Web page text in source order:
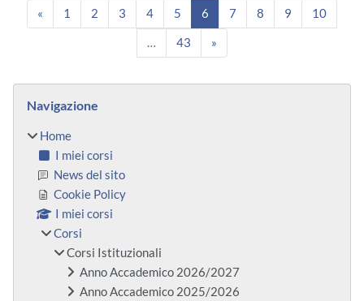
« Pagina precedente
1 Pagina 1
2 Pagina 2
3 Pagina 3
4Pagina 4
5 Pagina 5
6 Pagina 6
7 Pagina 7
8 Pagina 8
9 Pagina 9
10
… 43Pagina 43
»Pagina successiva
Blocchi
Navigazione
Home
I miei corsi
News del sito
Cookie Policy
I miei corsi
Corsi
Corsi Istituzionali
Anno Accademico 2026/2027
Anno Accademico 2025/2026